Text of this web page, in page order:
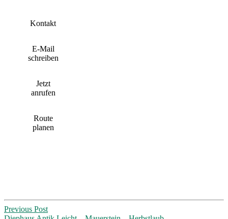
Kontakt
E-Mail
schreiben
Jetzt
anrufen
Route
planen
Post
Previous Post